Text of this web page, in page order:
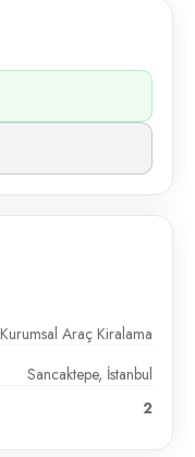
Kurumsal Araç Kiralama
Sancaktepe, İstanbul
2